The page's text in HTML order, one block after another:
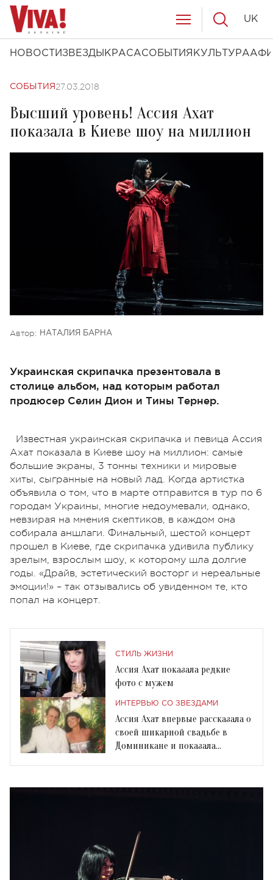
НОВОСТИ ЗВЕЗДЫ КРАСАСОБЫТИЯ КУЛЬТУРА
UK
СОБЫТИЯ 27.03.2018
Высший уровень! Ассия Ахат
показала в Киеве шоу на миллион
Автор: НАТАЛИЯ БАРНА
Украинская скрипачка презентовала в
столице альбом, над которым работал
продюсер Селин Дион и Тины Тернер.
Известная украинская скрипачка и певица Ассия
Ахат показала в Киеве шоу на миллион: самые
большие экраны, 3 тонны техники и мировые
хиты, сыгранные на новый лад. Когда артистка
объявила о том, что в марте отправится в тур по 6
городам Украины, многие недоумевали, однако,
невзирая на мнения скептиков, в каждом она
собирала аншлаги. Финальный, шестой концерт
прошел в Киеве, где скрипачка удивила публику
зрелым, взрослым шоу, к которому шла долгие
годы. «Драйв, эстетический восторг и нереальные
эмоции!» – так отзывались об увиденном те, кто
попал на концерт.
СТИЛЬ ЖИЗНИ
Ассия Ахат показала редкие
фото с мужем
ИНТЕРВЬЮ СО ЗВЕЗДАМИ
Ассия Ахат впервые рассказала о
своей шикарной свадьбе в
Доминикане и показала